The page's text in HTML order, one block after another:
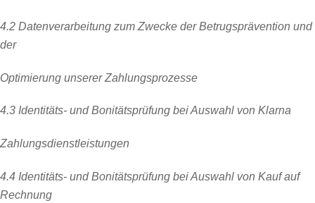
4.2 Datenverarbeitung zum Zwecke der Betrugsprävention und
der
Optimierung unserer Zahlungsprozesse
4.3 Identitäts- und Bonitätsprüfung bei Auswahl von Klarna
Zahlungsdienstleistungen
4.4 Identitäts- und Bonitätsprüfung bei Auswahl von Kauf auf
Rechnung